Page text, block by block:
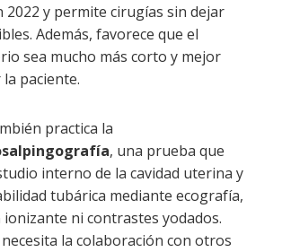
2022 y permite cirugías sin dejar
Además, favorece que el
sea mucho más corto y mejor
paciente.
practica la
, una prueba que
interno de la cavidad uterina y
tubárica mediante ecografía,
ni contrastes yodados.
la colaboración con otros